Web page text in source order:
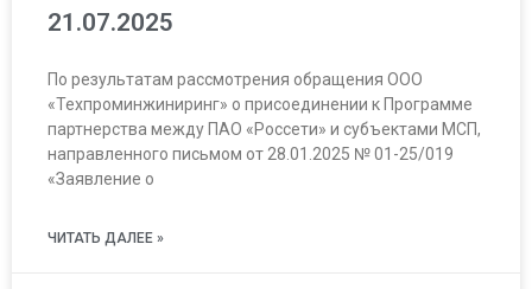
21.07.2025
По результатам рассмотрения обращения ООО
«Техпроминжиниринг» о присоединении к Программе
партнерства между ПАО «Россети» и субъектами МСП,
направленного письмом от 28.01.2025 № 01-25/019
«Заявление о
ЧИТАТЬ ДАЛЕЕ »